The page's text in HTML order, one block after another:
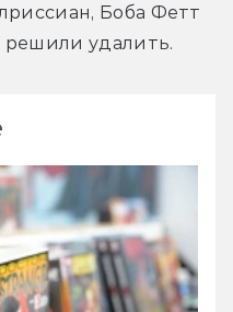
Боба Фетт
решили удалить.